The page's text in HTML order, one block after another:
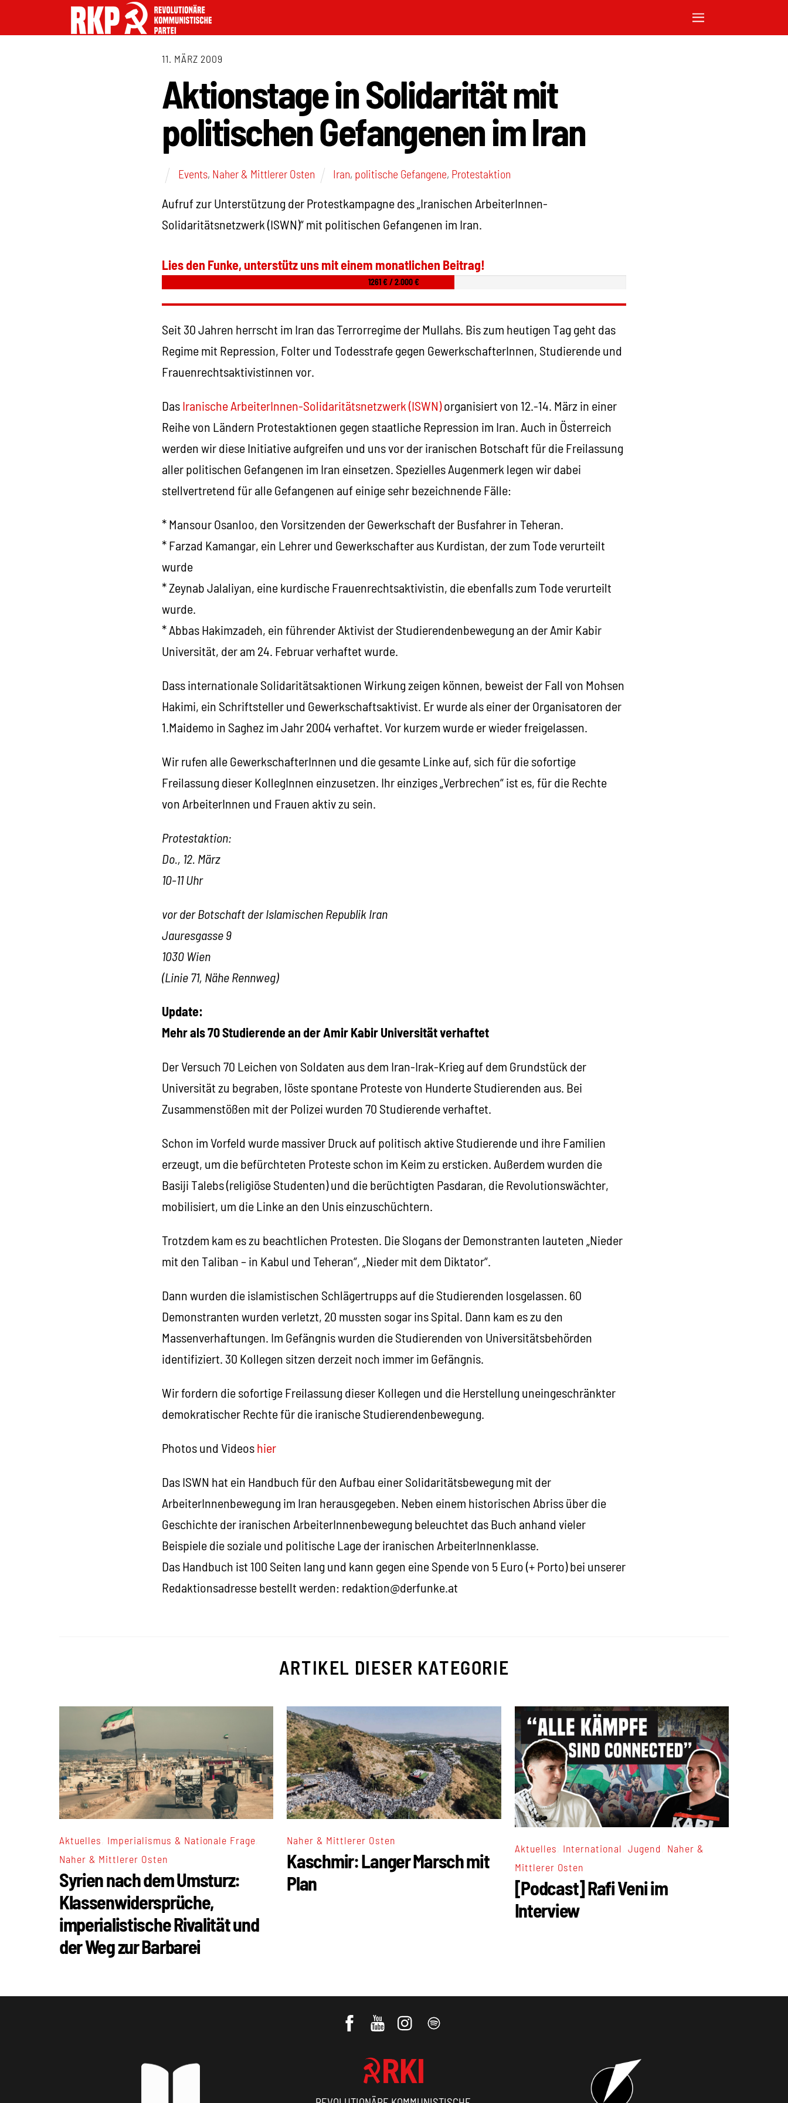
11. MÄRZ 2009
Aktionstage in Solidarität mit
politischen Gefangenen im Iran
Events, Naher & Mittlerer Osten Iran, politische Gefangene, Protestaktion
Aufruf zur Unterstützung der Protestkampagne des „Iranischen ArbeiterInnen-
Solidaritätsnetzwerk (ISWN)“ mit politischen Gefangenen im Iran.
Lies den Funke, unterstütz uns mit einem monatlichen Beitrag!
1261 € / 2.000 €
Seit 30 Jahren herrscht im Iran das Terrorregime der Mullahs. Bis zum heutigen Tag geht das
Regime mit Repression, Folter und Todesstrafe gegen GewerkschafterInnen, Studierende und
Frauenrechtsaktivistinnen vor.
DasIranische ArbeiterInnen-Solidaritätsnetzwerk (ISWN)organisiert von 12.-14. März in einer
Reihe von Ländern Protestaktionen gegen staatliche Repression im Iran. Auch in Österreich
werden wir diese Initiative aufgreifen und uns vor der iranischen Botschaft für die Freilassung
aller politischen Gefangenen im Iran einsetzen. Spezielles Augenmerk legen wir dabei
stellvertretend für alle Gefangenen auf einige sehr bezeichnende Fälle:
* Mansour Osanloo, den Vorsitzenden der Gewerkschaft der Busfahrer in Teheran.
* Farzad Kamangar, ein Lehrer und Gewerkschafter aus Kurdistan, der zum Tode verurteilt
wurde
* Zeynab Jalaliyan, eine kurdische Frauenrechtsaktivistin, die ebenfalls zum Tode verurteilt
wurde.
* Abbas Hakimzadeh, ein führender Aktivist der Studierendenbewegung an der Amir Kabir
Universität, der am 24. Februar verhaftet wurde.
Dass internationale Solidaritätsaktionen Wirkung zeigen können, beweist der Fall von Mohsen
Hakimi, ein Schriftsteller und Gewerkschaftsaktivist. Er wurde als einer der Organisatoren der
1.Maidemo in Saghez im Jahr 2004 verhaftet. Vor kurzem wurde er wieder freigelassen.
Wir rufen alle GewerkschafterInnen und die gesamte Linke auf, sich für die sofortige
Freilassung dieser KollegInnen einzusetzen. Ihr einziges „Verbrechen“ ist es, für die Rechte
von ArbeiterInnen und Frauen aktiv zu sein.
Protestaktion:
Do., 12. März
10-11 Uhr
vor der Botschaft der Islamischen Republik Iran
Jauresgasse 9
1030 Wien
(Linie 71, Nähe Rennweg)
Update:
Mehr als 70 Studierende an der Amir Kabir Universität verhaftet
Der Versuch 70 Leichen von Soldaten aus dem Iran-Irak-Krieg auf dem Grundstück der
Universität zu begraben, löste spontane Proteste von Hunderte Studierenden aus. Bei
Zusammenstößen mit der Polizei wurden 70 Studierende verhaftet.
Schon im Vorfeld wurde massiver Druck auf politisch aktive Studierende und ihre Familien
erzeugt, um die befürchteten Proteste schon im Keim zu ersticken. Außerdem wurden die
Basiji Talebs (religiöse Studenten) und die berüchtigten Pasdaran, die Revolutionswächter,
mobilisiert, um die Linke an den Unis einzuschüchtern.
Trotzdem kam es zu beachtlichen Protesten. Die Slogans der Demonstranten lauteten „Nieder
mit den Taliban – in Kabul und Teheran“, „Nieder mit dem Diktator“.
Dann wurden die islamistischen Schlägertrupps auf die Studierenden losgelassen. 60
Demonstranten wurden verletzt, 20 mussten sogar ins Spital. Dann kam es zu den
Massenverhaftungen. Im Gefängnis wurden die Studierenden von Universitätsbehörden
identifiziert. 30 Kollegen sitzen derzeit noch immer im Gefängnis.
Wir fordern die sofortige Freilassung dieser Kollegen und die Herstellung uneingeschränkter
demokratischer Rechte für die iranische Studierendenbewegung.
Photos und Videoshier
Das ISWN hat ein Handbuch für den Aufbau einer Solidaritätsbewegung mit der
ArbeiterInnenbewegung im Iran herausgegeben. Neben einem historischen Abriss über die
Geschichte der iranischen ArbeiterInnenbewegung beleuchtet das Buch anhand vieler
Beispiele die soziale und politische Lage der iranischen ArbeiterInnenklasse.
Das Handbuch ist 100 Seiten lang und kann gegen eine Spende von 5 Euro (+ Porto) bei unserer
Redaktionsadresse bestellt werden: redaktion@derfunke.at
ARTIKEL DIESER KATEGORIE
Aktuelles Imperialismus & Nationale Frage
Naher & Mittlerer Osten
Syrien nach dem Umsturz:
Klassenwidersprüche,
imperialistische Rivalität und
der Weg zur Barbarei
Naher & Mittlerer Osten
Kaschmir: Langer Marsch mit
Plan
Aktuelles International ,Jugend Naher &
Mittlerer Osten
[Podcast] Rafi Veni im
Interview